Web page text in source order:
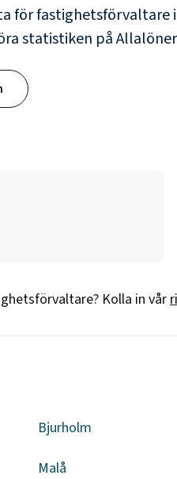
förfastighetsförvaltarei
statistiken på
? Kolla in vår
Bjurholm
Malå